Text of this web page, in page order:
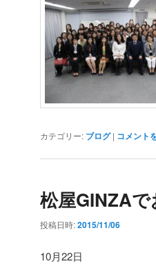
カテゴリー: ブログ | コメント
松屋GINZA
投稿日時:2015/11/06
10月22日